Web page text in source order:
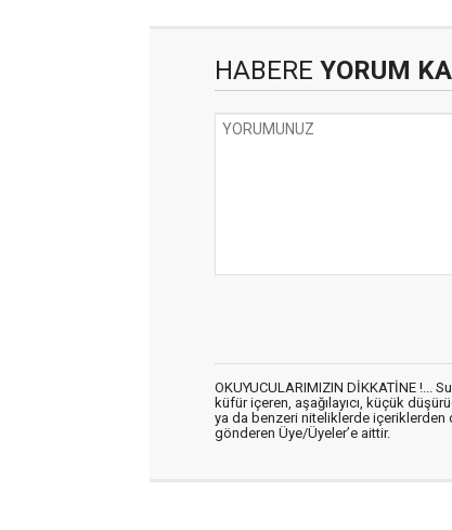
HABERE YORUM
OKUYUCULARIMIZIN DİKKATİNE !...
küfür içeren, aşağılayıcı, küçük
ya da benzeri niteliklerde
gönderen Üye/Üyeler’e aittir.